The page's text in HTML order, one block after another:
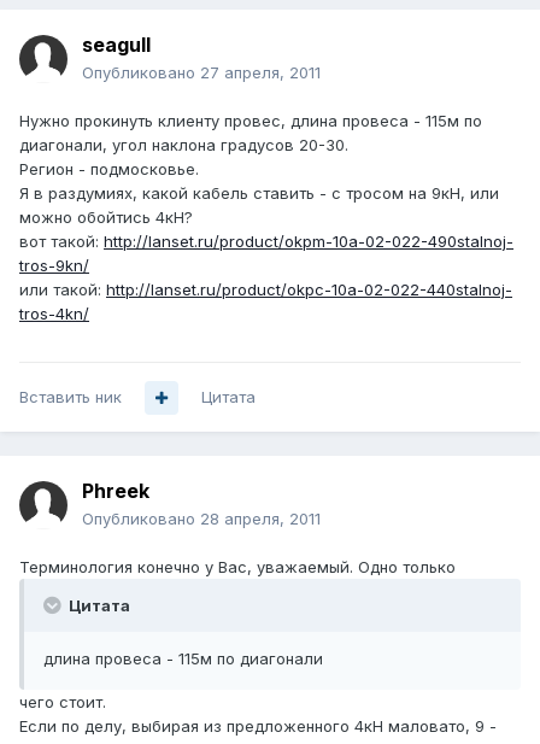
seagull
Опубликовано 27 апреля, 2011
Нужно прокинуть клиенту провес, длина провеса - 115м по
диагонали, угол наклона градусов 20-30.
Регион - подмосковье.
Я в раздумиях, какой кабель ставить - с тросом на 9кН, или
можно обойтись 4кН?
вот такой: http://lanset.ru/product/okpm-10a-02-022-490stalnoj-
tros-9kn/
или такой: http://lanset.ru/product/okpc-10a-02-022-440stalnoj-
tros-4kn/
Вставить ник Цитата
Phreek
Опубликовано 28 апреля, 2011
Терминология конечно у Вас, уважаемый. Одно только
Цитата
длина провеса - 115м по диагонали
чего стоит.
Если по делу, выбирая из предложенного 4кН маловато, 9 -